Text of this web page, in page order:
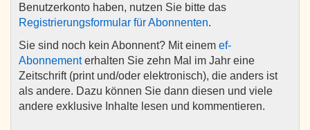
Benutzerkonto haben, nutzen Sie bitte das
Registrierungsformular für Abonnenten.
Sie sind noch kein Abonnent? Mit einem ef-
Abonnementerhalten Sie zehn Mal im Jahr eine
Zeitschrift (print und/oder elektronisch), die anders ist
als andere. Dazu können Sie dann diesen und viele
andere exklusive Inhalte lesen und kommentieren.